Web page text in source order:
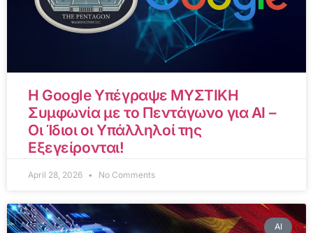
Η Google Υπέγραψε ΜΥΣΤΙΚΗ
Συμφωνία με το Πεντάγωνο για AI –
Οι Ίδιοι οι Υπάλληλοί της
Εξεγείρονται!
April 28, 2026 No Comments
AI